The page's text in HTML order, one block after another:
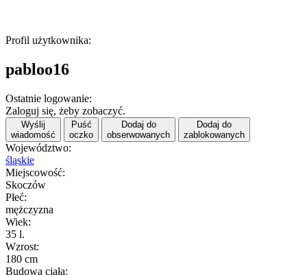
Profil użytkownika:
pabloo16
Ostatnie logowanie:
Zaloguj się, żeby zobaczyć.
Wyślij
wiadomość
Puść
oczko
Dodaj do
obserwowanych
Dodaj do
zablokowanych
Województwo:
śląskie
Miejscowość:
Skoczów
Płeć:
mężczyzna
Wiek:
35 l.
Wzrost:
180 cm
Budowa ciała: